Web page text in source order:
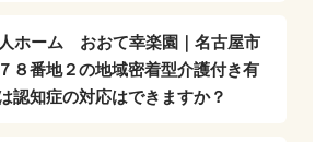
ホーム おおて幸楽園｜名古屋市
８番地２の地域密着型介護付き有
認知症の対応はできますか？